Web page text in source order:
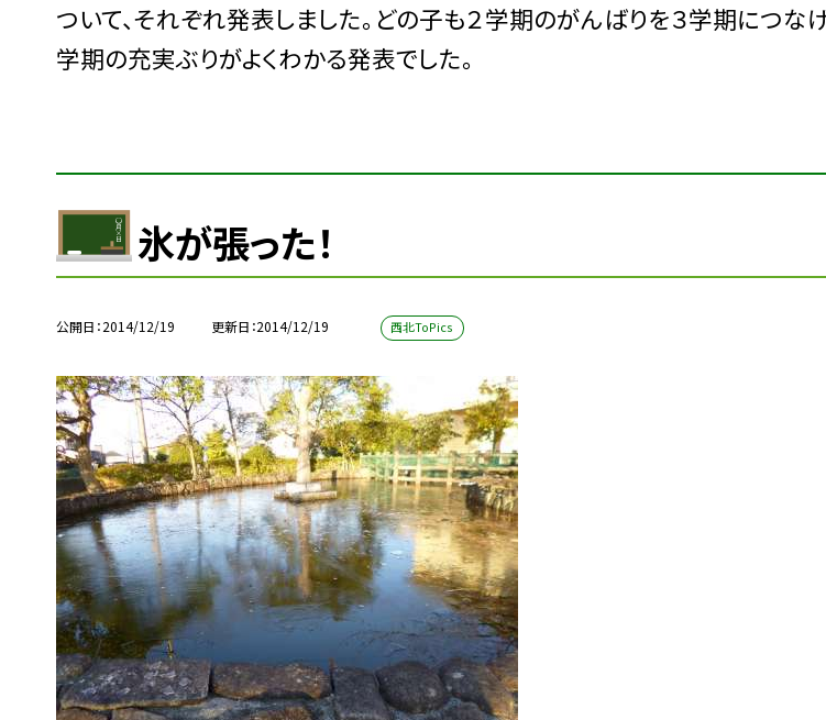
ついて、それぞれ発表しました。どの子も２学期のがんばりを３学期につな
学期の充実ぶりがよくわかる発表でした。
氷が張った！
公開日 2014/12/19 更新日 2014/12/19 西北ToPics